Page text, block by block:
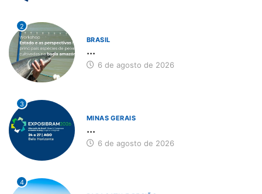
2
BRASIL
...
6 de agosto de 2026
3
MINAS GERAIS
...
6 de agosto de 2026
4